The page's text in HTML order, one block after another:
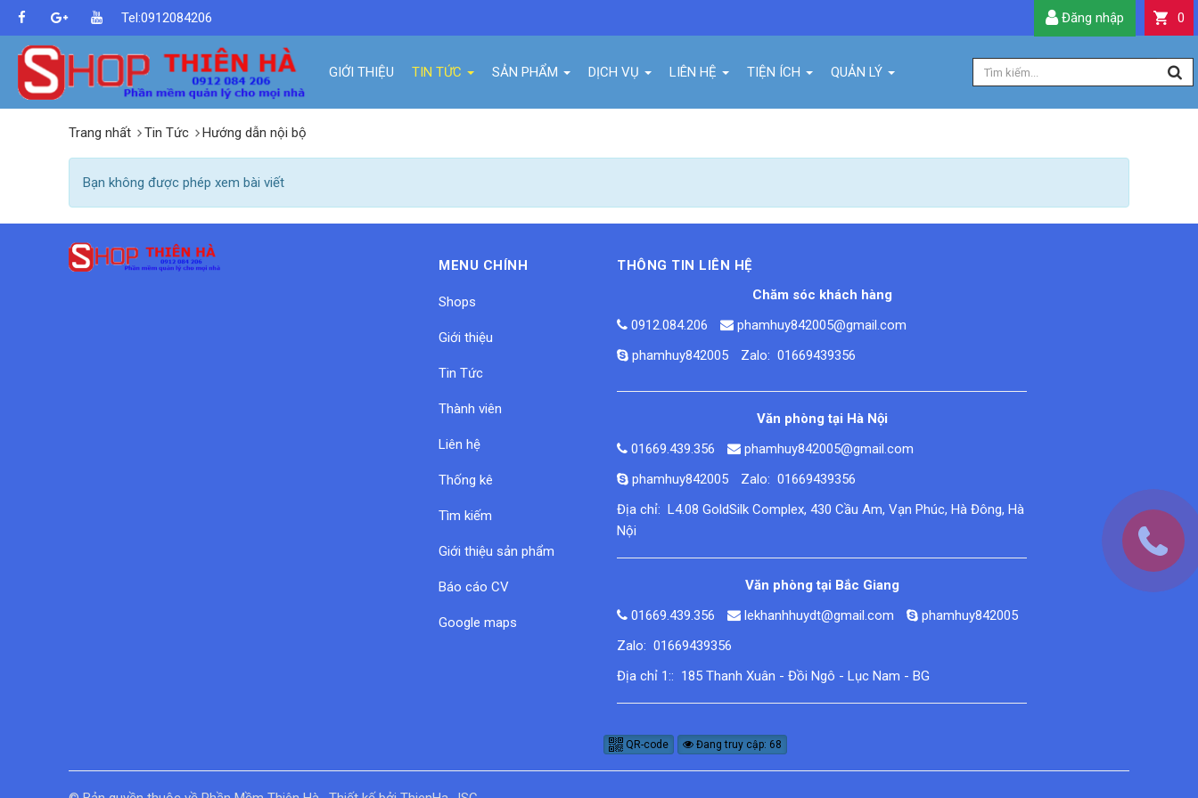
GIỚI THIỆU TIN TỨC SẢN PHẨM DỊCH VỤ LIÊN HỆ TIỆN ÍCH QUẢN LÝ
0
Đăng nhập
Tel:0912084206
Trang nhất Tin Tức Hướng dẫn nội bộ
Bạn không được phép xem bài viết
MENU CHÍNH
Shops
Giới thiệu
Tin Tức
Thành viên
Liên hệ
Thống kê
Tìm kiếm
Giới thiệu sản phẩm
Báo cáo CV
Google maps
THÔNG TIN LIÊN HỆ
Chăm sóc khách hàng
0912.084.206
phamhuy842005@gmail.com
phamhuy842005
Zalo: 01669439356
Văn phòng tại Hà Nội
01669.439.356
phamhuy842005@gmail.com
phamhuy842005
Zalo: 01669439356
Địa chỉ: L4.08 GoldSilk Complex, 430 Cầu Am, Vạn Phúc, Hà Đông, Hà
Nội
Văn phòng tại Bắc Giang
01669.439.356
lekhanhhuydt@gmail.com
phamhuy842005
Zalo: 01669439356
Địa chỉ 1:: 185 Thanh Xuân - Đồi Ngô - Lục Nam - BG
QR-code Đang truy cập: 68